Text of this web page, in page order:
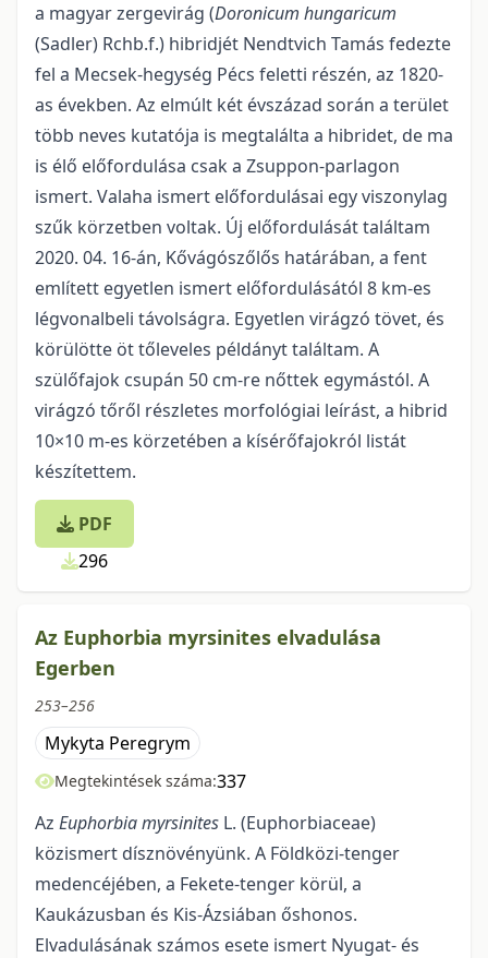
a magyar zergevirág (Doronicum hungaricum
(Sadler) Rchb.f.) hibridjét Nendtvich Tamás fedezte
fel a Mecsek-hegység Pécs feletti ré­szén, az 1820-
as években. Az elmúlt két évszázad során a terület
több neves kutatója is megtalálta a hibridet, de ma
is élő előfordulása csak a Zsuppon-parlagon
ismert. Valaha ismert előfordulásai egy viszonylag
szűk körzetben voltak. Új előfordulását találtam
2020. 04. 16-án, Kővágószőlős határában, a fent
említett egyetlen ismert előfordulásától 8 km-es
légvonalbeli távolságra. Egyetlen virágzó tövet, és
körülötte öt tőleveles példányt találtam. A
szülőfajok csupán 50 cm-re nőttek egymástól. A
virágzó tőről részletes morfológiai leírást, a hibrid
10×10 m-es körzetében a kísérőfajokról listát
készítettem.
PDF
296
Az Euphorbia myrsinites elvadulása
Egerben
253–256
Mykyta Peregrym
Megtekintések száma:337
Az Euphorbia myrsinites L. (Euphorbiaceae)
közismert dísznövényünk. A Földközi-tenger
medencéjében, a Fekete-tenger körül, a
Kaukázusban és Kis-Ázsiában őshonos.
Elvadulásának számos esete ismert Nyugat- és